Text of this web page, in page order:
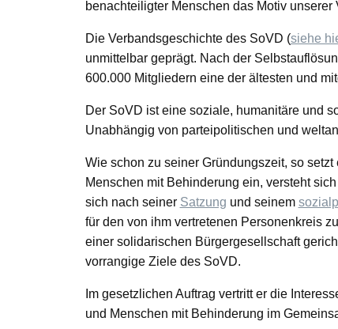
benachteiligter Menschen das Motiv unserer
Die Verbandsgeschichte des SoVD (siehe
unmittelbar geprägt. Nach der
600.000 Mitgliedern eine der ältesten und
Der SoVD ist eine soziale, humanitäre und
Unabhängig von parteipolitischen und
Wie schon zu seiner Gründungszeit, so
Menschen mit Behinderung ein, versteht
sich nach seiner Satzung und seinem
für den von ihm vertretenen Personenkreis
einer solidarischen Bürgergesellschaft
vorrangige Ziele des SoVD.
Im gesetzlichen Auftrag vertritt er die
und Menschen mit Behinderung im